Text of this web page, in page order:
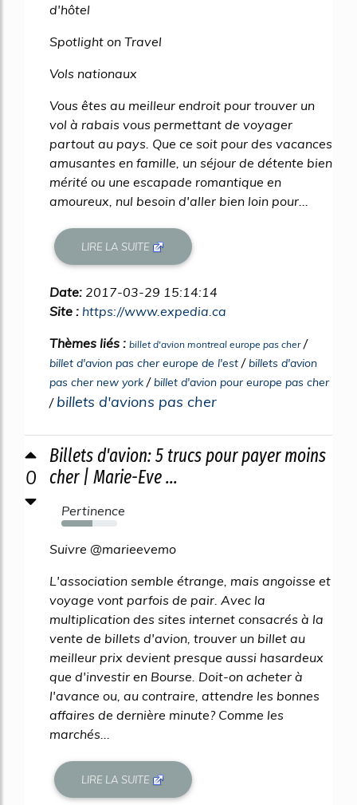
d'hôtel
Spotlight on Travel
Vols nationaux
Vous êtes au meilleur endroit pour trouver un
vol à rabais vous permettant de voyager
partout au pays. Que ce soit pour des vacances
amusantes en famille, un séjour de détente bien
mérité ou une escapade romantique en
amoureux, nul besoin d'aller bien loin pour...
LIRE LA SUITE
Date: 2017-03-29 15:14:14
Site : https://www.expedia.ca
Thèmes liés : billet d'avion montreal europe pas cher/
billet d'avion pas cher europe de l'est /billets d'avion
pas cher new york /billet d'avion pour europe pas cher
/ billets d'avions pas cher
0
Billets d'avion: 5 trucs pour payer moins
cher | Marie-Eve ...
Pertinence
56%
Suivre @marieevemo
L'association semble étrange, mais angoisse et
voyage vont parfois de pair. Avec la
multiplication des sites internet consacrés à la
vente de billets d'avion, trouver un billet au
meilleur prix devient presque aussi hasardeux
que d'investir en Bourse. Doit-on acheter à
l'avance ou, au contraire, attendre les bonnes
affaires de dernière minute? Comme les
marchés...
LIRE LA SUITE